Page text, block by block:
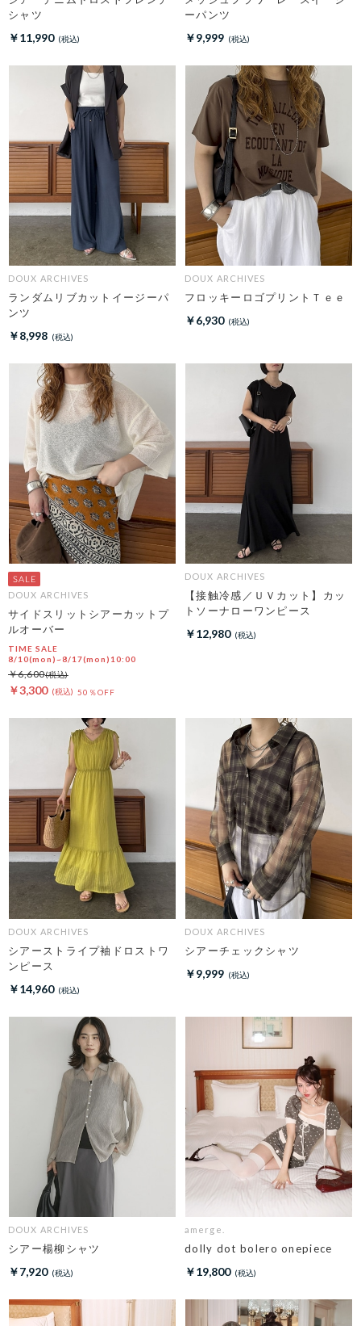
シャツ
￥11,990
ーパンツ
￥9,999
DOUX ARCHIVES
ランダムリブカットイージーパ
ンツ
￥8,998
DOUX ARCHIVES
フロッキーロゴプリントＴｅｅ
￥6,930
DOUX ARCHIVES
サイドスリットシアーカットプ
ルオーバー
TIME SALE
8/10(mon)~8/17(mon)10:00
￥3,300 50％OFF
￥6,600
DOUX ARCHIVES
【接触冷感／ＵＶカット】カッ
トソーナローワンピース
￥12,980
DOUX ARCHIVES
シアーストライプ袖ドロストワ
ンピース
￥14,960
DOUX ARCHIVES
シアーチェックシャツ
￥9,999
DOUX ARCHIVES
シアー楊柳シャツ
￥7,920
amerge.
dolly dot bolero onepiece
￥19,800